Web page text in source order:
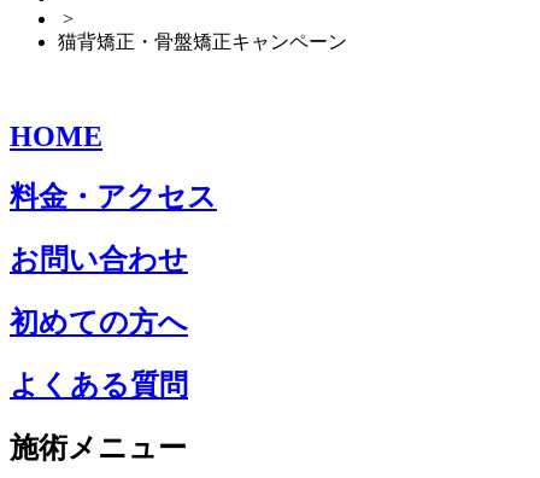
>
猫背矯正・骨盤矯正キャンペーン
HOME
料金・アクセス
お問い合わせ
初めての方へ
よくある質問
施術メニュー